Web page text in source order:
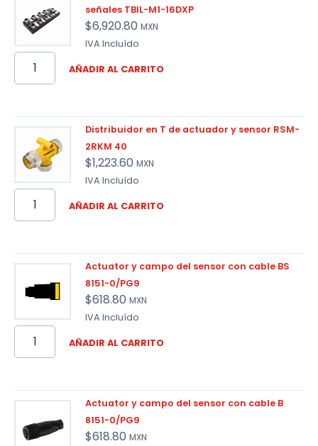
señales TBIL-M1-16DXP
$6,920.80 MXN
IVA Incluído
AÑADIR AL CARRITO
Distribuidor en T de actuador y sensor RSM-
2RKM 40
$1,223.60 MXN
IVA Incluído
AÑADIR AL CARRITO
Actuator y campo del sensor con cable BS
8151-0/PG9
$618.80 MXN
IVA Incluído
AÑADIR AL CARRITO
Actuator y campo del sensor con cable B
8151-0/PG9
$618.80 MXN